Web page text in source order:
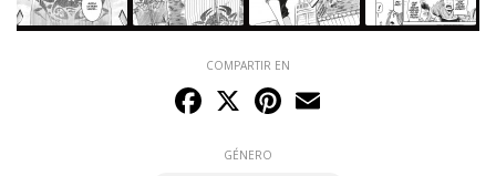
COMPARTIR EN
Facebook
X Pinterest
GÉNERO